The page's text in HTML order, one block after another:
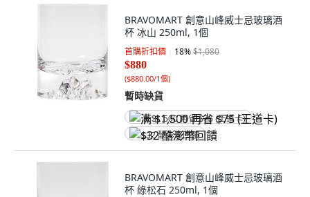
BRAVOMART 創意山峰威士忌玻璃酒
杯 冰山 250ml, 1個
首購折扣價 18%$1,080
$880
($880.00/1個)
暫時缺貨
满 $1,500 再省 $75 (王道卡)
$32 酷澎幣回饋
BRAVOMART 創意山峰威士忌玻璃酒
杯 綠松石 250ml, 1個